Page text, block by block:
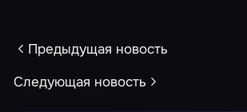
Предыдущая новость
Следующая новость